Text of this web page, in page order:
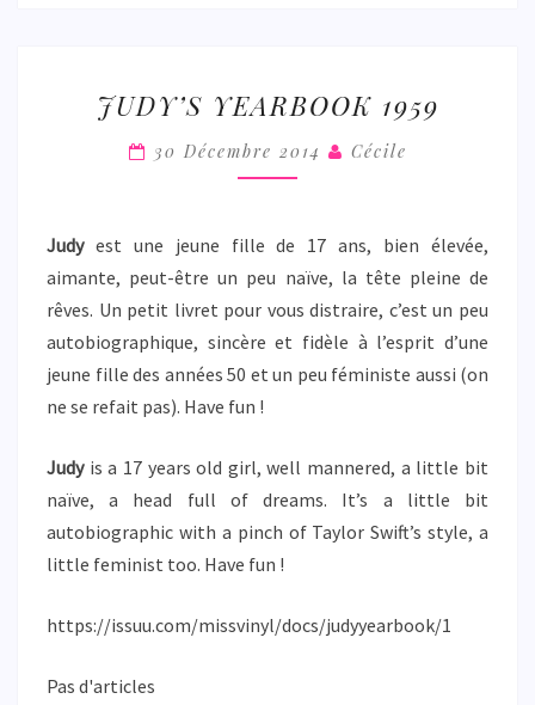
YEARBOOK
1959
JUDY’S YEARBOOK 1959
30 Décembre 2014 Cécile
Judyest une jeune fille de 17 ans, bien élevée,
aimante, peut-être un peu naïve, la tête pleine de
rêves. Un petit livret pour vous distraire, c’est un peu
autobiographique, sincère et fidèle à l’esprit d’une
jeune fille des années 50 et un peu féministe aussi (on
ne se refait pas). Have fun !
Judyis a 17 years old girl, well mannered, a little bit
naïve, a head full of dreams. It’s a little bit
autobiographic with a pinch of Taylor Swift’s style, a
little feminist too. Have fun !
https://issuu.com/missvinyl/docs/judyyearbook/1
Pas d'articles